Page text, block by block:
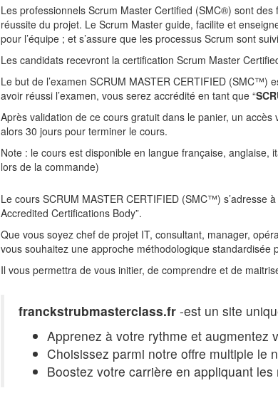
Les professionnels Scrum Master Certified (SMC®) sont
réussite du projet. Le Scrum Master guide, facilite et
pour l’équipe ; et s’assure que les processus Scrum sont
Les candidats recevront la certification Scrum Master
Le but de l’examen SCRUM MASTER CERTIFIED
avoir réussi l’examen, vous serez accrédité en tant que “
Après validation de ce cours gratuit dans le panier, un
alors 30 jours pour terminer le cours.
Note : le cours est disponible en langue française,
lors de la commande)
Le cours SCRUM MASTER CERTIFIED (SMC™) s’adresse
Accredited Certifications Body”.
Que vous soyez chef de projet IT, consultant, manager,
vous souhaitez une approche méthodologique
Il vous permettra de vous initier, de comprendre et de
franckstrubmasterclass.fr -est un site
Apprenez à votre rythme et augmentez
Choisissez parmi notre offre multiple le
Boostez votre carrière en appliquant